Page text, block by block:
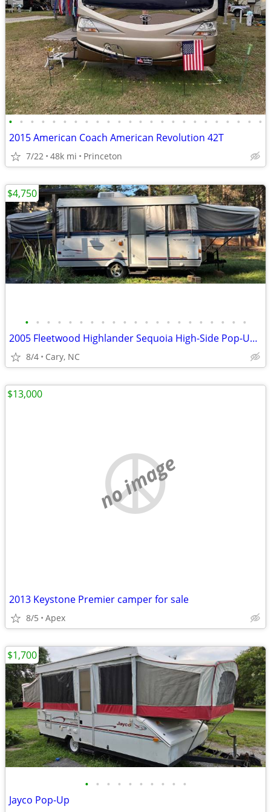
• • • • • • • • • • • • • • • • • • • • • • • •
2015 American Coach American Revolution 42T
7/22 48k mi Princeton
• • • • • • • • • • • • • • • • • • • • •
2005 Fleetwood Highlander Sequoia High-Side Pop-Up Camper
8/4 Cary, NC
$4,750
no image
2013 Keystone Premier camper for sale
8/5 Apex
$13,000
• • • • • • • • • •
Jayco Pop-Up
$1,700